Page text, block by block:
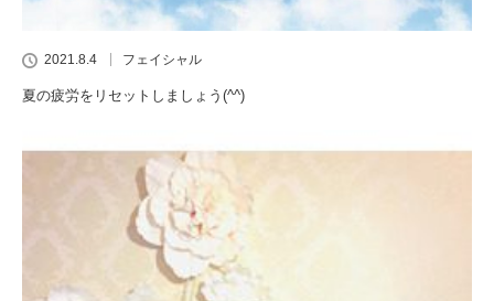
2021.8.4 フェイシャル
夏の疲労をリセットしましょう(^^)